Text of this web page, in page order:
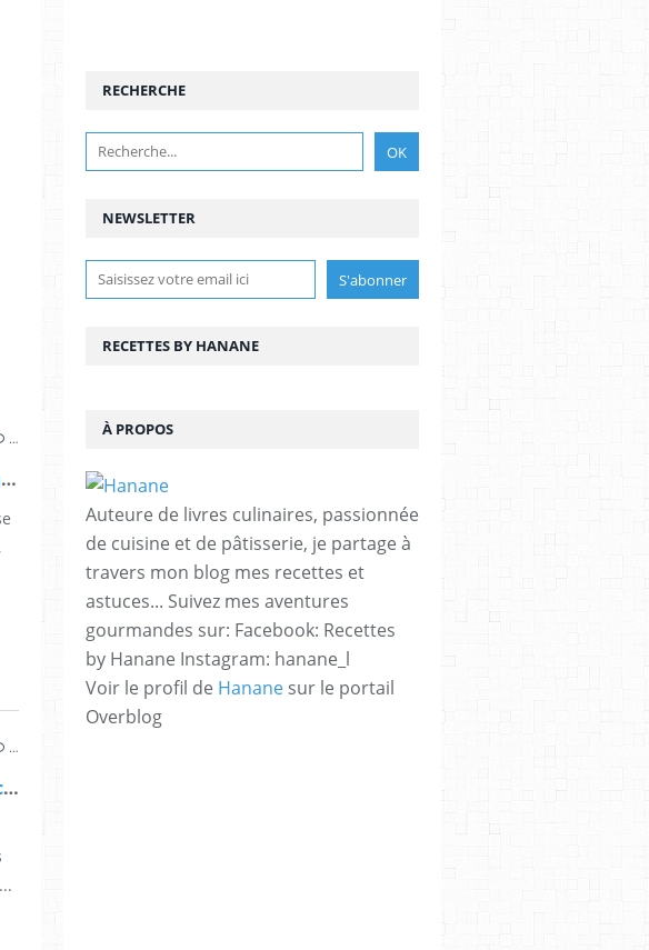
…
Cheesecake à la ricotta et caramel au beurre salé
…
Recette Msemen aux amandes (crêpes feuilletées)
NEWSLETTER
RECHERCHE
RECETTES BY HANANE
À PROPOS
Auteure de livres culinaires, passionnée
de cuisine et de pâtisserie, je partage à
travers mon blog mes recettes et
astuces... Suivez mes aventures
gourmandes sur: Facebook: Recettes
by Hanane Instagram: hanane_l
Voir le profil de Hanane sur le portail
Overblog